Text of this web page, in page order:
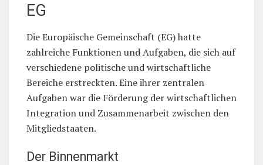
EG
Die Europäische Gemeinschaft (EG) hatte
zahlreiche Funktionen und Aufgaben, die sich auf
verschiedene politische und wirtschaftliche
Bereiche erstreckten. Eine ihrer zentralen
Aufgaben war die Förderung der wirtschaftlichen
Integration und Zusammenarbeit zwischen den
Mitgliedstaaten.
Der Binnenmarkt